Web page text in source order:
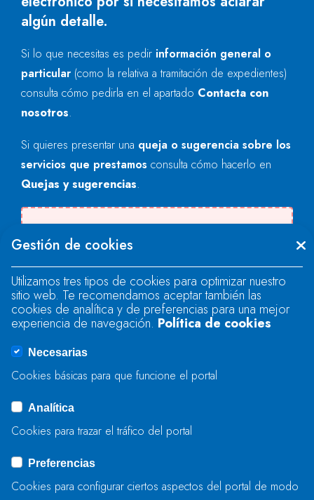
algún detalle.
Si lo que necesitas es pedir información general o
particular (como la relativa a tramitación de expedientes)
consulta cómo pedirla en el apartado Contacta con
nosotros.
Si quieres presentar una queja o sugerencia sobre los
servicios que prestamos consulta cómo hacerlo en
Quejas y sugerencias.
"text".
Se produjo un error al cargar el campo
"text".
Se produjo un error al cargar el campo
ENVIAR
Gestión de cookies
Utilizamos tres tipos de cookies para optimizar nuestro
sitio web. Te recomendamos aceptar también las
cookies de analítica y de preferencias para una mejor
experiencia de navegación. Política de cookies
Necesarias
Cookies básicas para que funcione el portal
Analítica
Cookies para trazar el tráfico del portal
Preferencias
Cookies para configurar ciertos aspectos del portal de modo